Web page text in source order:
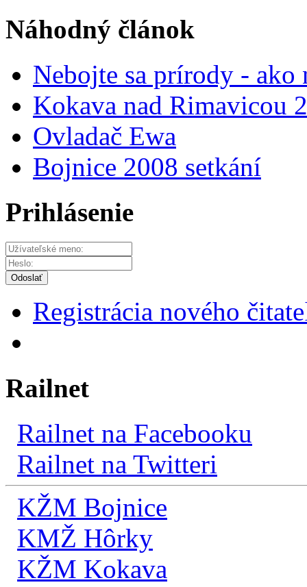
Náhodný článok
Nebojte sa prírody -
Kokava nad Rimavicou
Ovladač Ewa
Bojnice 2008 setkání
Prihlásenie
Odoslať
Registrácia nového
Railnet
Railnet na Facebooku
Railnet na Twitteri
KŽM Bojnice
KMŽ Hôrky
KŽM Kokava